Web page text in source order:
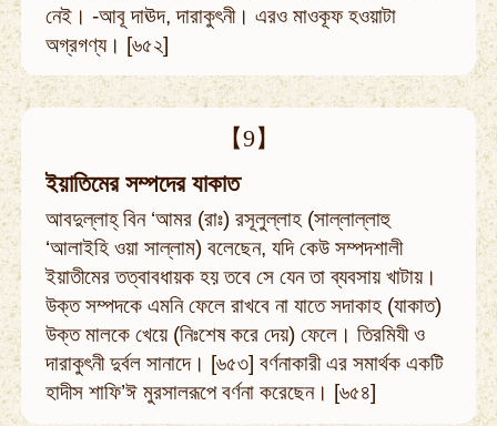
নেই। -আবূ দাঊদ, দারাকুৎনী। এরও মাওকূফ হওয়াটা
অগ্রগণ্য। [৬৫২]
【9】
ইয়াতিমের সম্পদের যাকাত
আবদুল্লাহ্ বিন ‘আমর (রাঃ) রসূলুল্লাহ (সাল্লাল্লাহু
‘আলাইহি ওয়া সাল্লাম) বলেছেন, যদি কেউ সম্পদশালী
ইয়াতীমের তত্বাবধায়ক হয় তবে সে যেন তা ব্যবসায় খাটায়।
উক্ত সম্পদকে এমনি ফেলে রাখবে না যাতে সদাকাহ (যাকাত)
উক্ত মালকে খেয়ে (নিঃশেষ করে দেয়) ফেলে। তিরমিযী ও
দারাকুৎনী দুর্বল সানাদে। [৬৫৩] বর্ণনাকারী এর সমার্থক একটি
হাদীস শাফি’ঈ মুরসালরূপে বর্ণনা করেছেন। [৬৫৪]